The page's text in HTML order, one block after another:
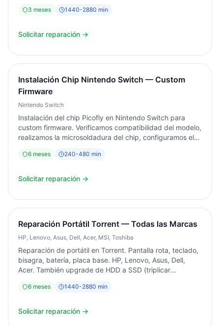
3 meses 1440-2880 min
Solicitar reparación →
Instalación Chip Nintendo Switch — Custom
Firmware
Nintendo Switch
Instalación del chip Picofly en Nintendo Switch para
custom firmware. Verificamos compatibilidad del modelo,
realizamos la microsoldadura del chip, configuramos el
Servicio en 4-8 horas. Garantía 6 meses. Torrent,
6 meses 240-480 min
Solicitar reparación →
Reparación Portátil Torrent — Todas las Marcas
HP, Lenovo, Asus, Dell, Acer, MSI, Toshiba
Reparación de portátil en Torrent. Pantalla rota, teclado,
bisagra, batería, placa base. HP, Lenovo, Asus, Dell,
Acer. También upgrade de HDD a SSD (triplicar
gratuito. Garantía 6 meses.
6 meses 1440-2880 min
Solicitar reparación →